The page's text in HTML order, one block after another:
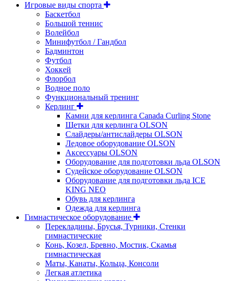
Игровые виды спорта
Баскетбол
Большой теннис
Волейбол
Минифутбол / Гандбол
Бадминтон
Футбол
Хоккей
Флорбол
Водное поло
Функциональный тренинг
Керлинг
Камни для керлинга Canada Curling Stone
Щетки для керлинга OLSON
Слайдеры/антислайдеры OLSON
Ледовое оборудование OLSON
Аксессуары OLSON
Оборудование для подготовки льда OLSON
Судейское оборудование OLSON
Оборудование для подготовки льда ICE
KING NEO
Обувь для керлинга
Одежда для керлинга
Гимнастическое оборудование
Перекладины, Брусья, Турники, Стенки
гимнастические
Конь, Козел, Бревно, Мостик, Скамья
гимнастическая
Маты, Канаты, Кольца, Консоли
Легкая атлетика